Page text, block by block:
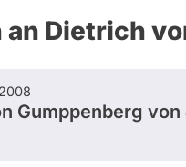
an Dietrich
Gumppenberg von